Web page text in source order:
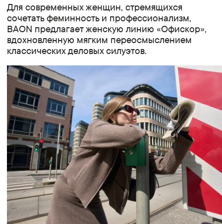
Для современных женщин, стремящихся
сочетать феминность и профессионализм,
BAON предлагает женскую линию «Офискор»,
вдохновленную мягким переосмыслением
классических деловых силуэтов.